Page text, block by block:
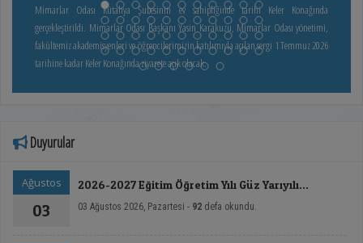
Mimarlar Odası Kütahya Şubesinin ev sahipliğinde tarihi Keler Konağında
gerçekleştirildi. Mimarlar Odası Başkanı Yasin Karakuzu, Mimarlar Odası yönetimi,
fakültemiz akademisyenleri ve öğrencilerimizin katılımıyla açılan sergi 1 Temmuz 2026
tarihine kadar Keler Konağında ziyarete açık olacak.
Duyurular
Ağustos
03
2026-2027 Eğitim Öğretim Yılı Güz Yarıyılı
03 Ağustos 2026, Pazartesi - 92 defa okundu.